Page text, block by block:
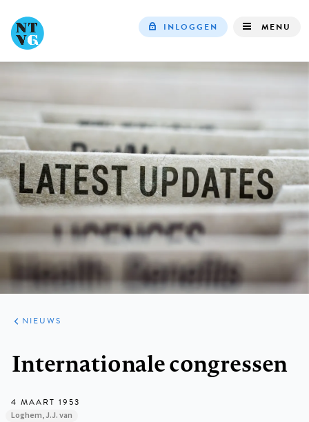
navigation
INLOGGEN MENU
ARTIKELEN
HET
KORT
NIEUWS
Internationale congressen
4 MAART 1953
Loghem, J.J. van